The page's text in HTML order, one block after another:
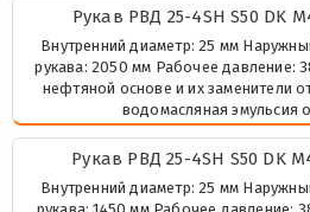
Рукав РВД 25-4SH S50 DK
Внутренний диаметр: 25 мм
рукава: 2050 мм Рабочее давление:
нефтяной основе и их заменители
водомасляная эмульсия
Рукав РВД 25-4SH S50 DK
Внутренний диаметр: 25 мм